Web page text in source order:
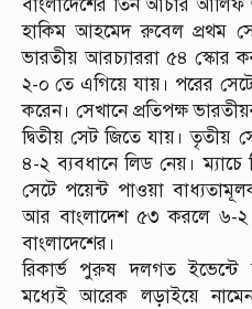
হাকিম আহমেদ রুবেল প্রথম
ভারতীয় আরচ্যাররা ৫৪ স্কোর
২-০ তে এগিয়ে যায়। পরের সেটে
করেন। সেখানে প্রতিপক্ষ
দ্বিতীয় সেট জিতে যায়। তৃতীয়
৪-২ ব্যবধানে লিড নেয়। ম্যাচে
সেটে পয়েন্ট পাওয়া
আর বাংলাদেশ ৫৩ করলে ৬-২
বাংলাদেশের।
রিকার্ভ পুরুষ দলগত ইভেন্টে
মধ্যেই আরেক লড়াইয়ে